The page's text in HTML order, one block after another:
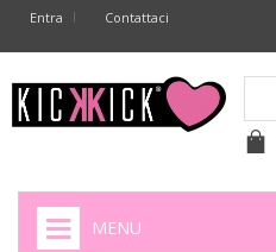
Entra Contattaci
MENU